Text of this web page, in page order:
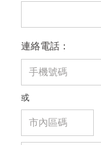
連絡電話：
或